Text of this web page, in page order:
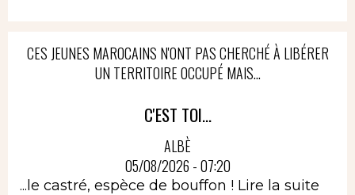
CES JEUNES MAROCAINS N'ONT PAS CHERCHÉ À LIBÉRER
UN TERRITOIRE OCCUPÉ MAIS...
C'EST TOI...
ALBÈ
05/08/2026 - 07:20
...le castré, espèce de bouffon ! Lire la suite